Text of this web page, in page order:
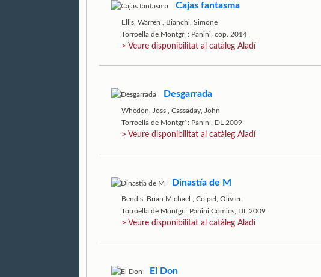
Cajas fantasma
Ellis, Warren
Bianchi, Simone
Torroella de Montgrí : Panini, cop. 2014
> Veure disponibilitat al catàleg Aladí
Desgarrada
Whedon, Joss ,Cassaday, John
Torroella de Montgrí : Panini, DL 2009
> Veure disponibilitat al catàleg Aladí
Dinastía de M
Bendis, Brian Michael ,Coipel, Olivier
Torroella de Montgrí: Panini Comics, DL 2009
> Veure disponibilitat al catàleg Aladí
El Don